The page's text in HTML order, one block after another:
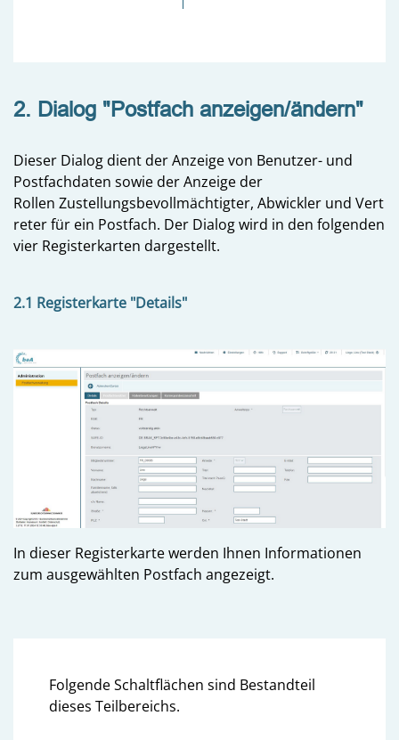
2. Dialog "Postfach anzeigen/ändern"
Dieser Dialog dient der Anzeige von Benutzer- und
Postfachdaten sowie der Anzeige der
Rollen Zustellungsbevollmächtigter, Abwickler und Vert
reter für ein Postfach. Der Dialog wird in den folgenden
vier Registerkarten dargestellt.
2.1 Registerkarte "Details"
In dieser Registerkarte werden Ihnen Informationen
zum ausgewählten Postfach angezeigt.
Folgende Schaltflächen sind Bestandteil
dieses Teilbereichs.